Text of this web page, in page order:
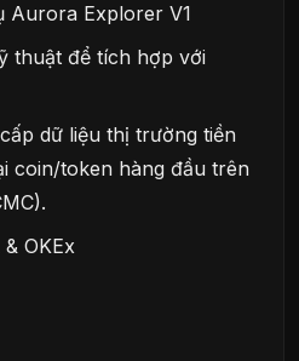
Aurora Explorer V1
thuật để tích hợp với
dữ liệu thị trường tiền
coin/token hàng đầu trên
OKEx